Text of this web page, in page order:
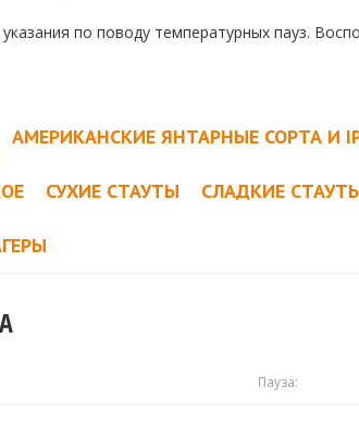
по поводу температурных пауз.
АМЕРИКАНСКИЕ ЯНТАРНЫЕ СОРТА И
СУХИЕ СТАУТЫ СЛАДКИЕ
Пауза: